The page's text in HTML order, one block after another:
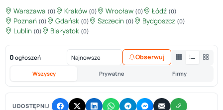
Warszawa (0) Kraków (0) Wrocław (0) Łódź (0)
Poznań (0) Gdańsk (0) Szczecin (0) Bydgoszcz (0)
Lublin (0) Białystok (0)
0 ogłoszeń
Wszyscy Prywatne Firmy
Obserwuj
UDOSTĘPNIJ